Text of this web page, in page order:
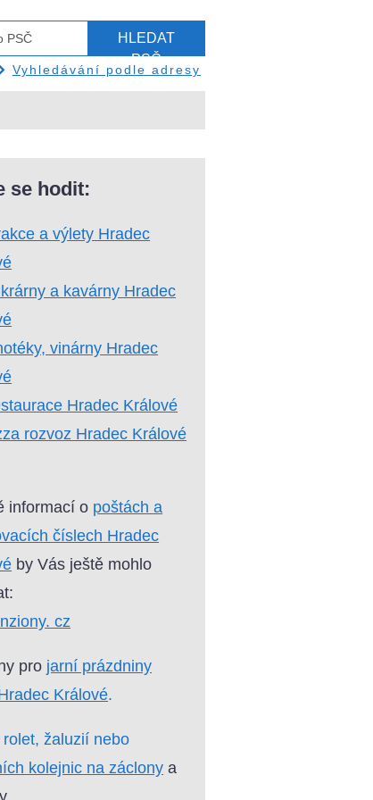
HLEDAT
PSČ
Vyhledávání podle adresy
se hodit:
a výlety Hradec
a kavárny Hradec
vinárny Hradec
Hradec Králové
rozvoz Hradec Králové
informací o poštách a
číslech Hradec
by Vás ještě mohlo
cz
pro jarní prázdniny
Králové.
rolet, žaluzií nebo
kolejnic na záclony a